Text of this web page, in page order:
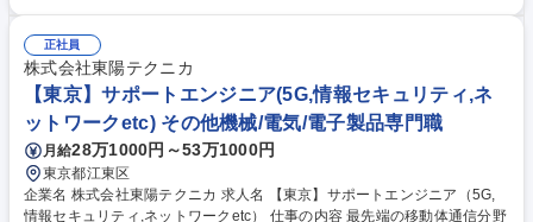
庫適正化や物流効率化を図るため、ロジスティクスのDX化を推進してお
ります。在庫の持ちすぎ問題や作業効率改善のため、これまでの経験を活
かして、当社ロジスティクスの「カイゼン」を推進いただける方を募集。
募集職種 【豊田】物流管理（課長クラス） ～ロジスティクスDX化の企
画・推進～
正社員
株式会社東陽テクニカ
【東京】サポートエンジニア(5G,情報セキュリティ,ネ
ットワークetc) その他機械/電気/電子製品専門職
月給28万1000円～53万1000円
東京都江東区
企業名 株式会社東陽テクニカ 求人名 【東京】サポートエンジニア（5G,
情報セキュリティ,ネットワークetc） 仕事の内容 最先端の移動体通信分野